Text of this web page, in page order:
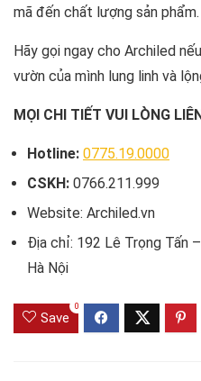
mã đến chất lượng sản phẩm.
Hãy gọi ngay cho Archiled
vườn của mình lung linh và
MỌI CHI TIẾT VUI LÒNG
Hotline: 0775.19.0000
CSKH: 0766.211.999
Website: Archiled.vn
Địa chỉ: 192 Lê Trọng Tấn
Hà Nội
Save
0